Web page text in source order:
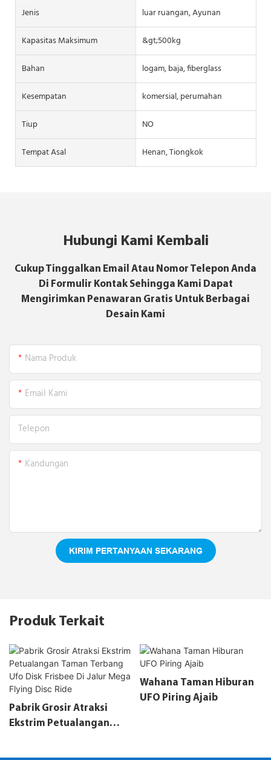
Jenis
luar ruangan, Ayunan
Kapasitas Maksimum
&gt;500kg
Bahan
logam, baja, fiberglass
Kesempatan
komersial, perumahan
Tiup
NO
Tempat Asal
Henan, Tiongkok
Hubungi Kami Kembali
Cukup Tinggalkan Email Atau Nomor Telepon Anda
Di Formulir Kontak Sehingga Kami Dapat
Mengirimkan Penawaran Gratis Untuk Berbagai
Desain Kami
Nama Produk
Email Kami
Telepon
Kandungan
KIRIM PERTANYAAN SEKARANG
Produk Terkait
Pabrik Grosir Atraksi
Ekstrim Petualangan
Wahana Taman Hiburan
UFO Piring Ajaib